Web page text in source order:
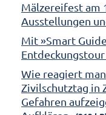
Mälzereifest am
Ausstellungen
Mit »Smart
Wie reagiert
Zivilschutztag in
Gefahren